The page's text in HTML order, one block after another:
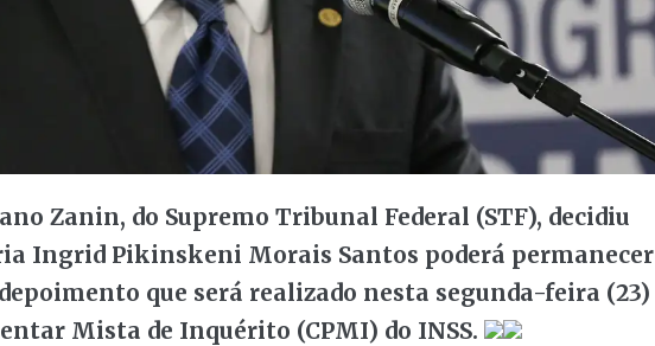
Zanin, do Supremo Tribunal Federal (STF), decidiu
Ingrid Pikinskeni Morais Santos poderá permanecer
que será realizado nesta segunda-feira (23)
Mista de Inquérito (CPMI) do INSS.